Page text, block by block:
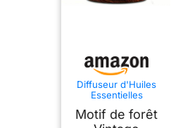
Diffuseur d'Huiles
Essentielles
Aromathérapie
Motif de forêt